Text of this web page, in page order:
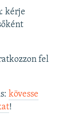
: kérje
fel
kövesse
! ​